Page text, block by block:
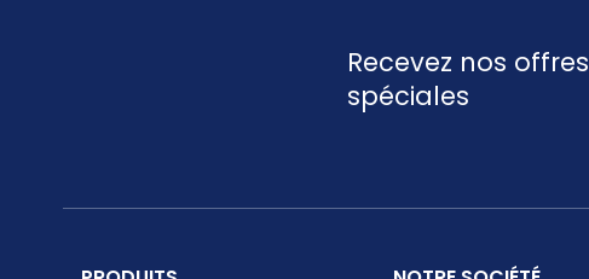
Recevez nos offres
spéciales